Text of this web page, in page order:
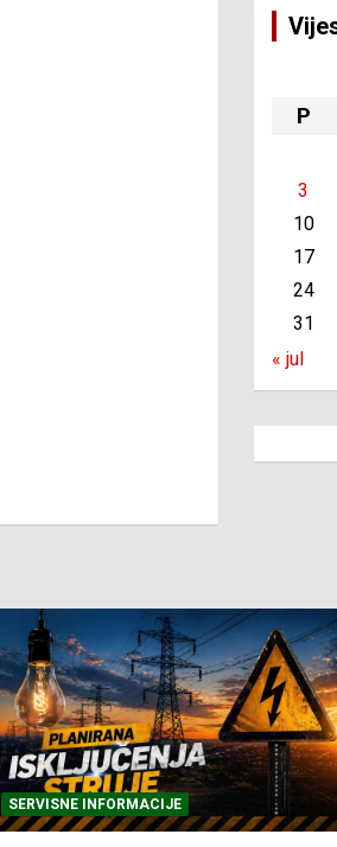
P
3
10
17
24
31
« jul
SVE VIJESTI VRIJEME